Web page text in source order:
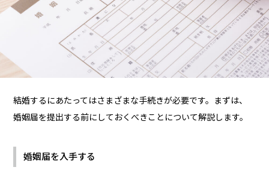
結婚するにあたってはさまざまな手続きが必要です。まずは、
婚姻届を提出する前にしておくべきことについて解説します。
婚姻届を入手する